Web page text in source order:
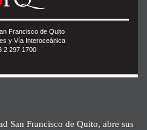
Francisco de Quito
y Vía Interoceánica
2 297 1700
San Francisco de Quito, abre sus